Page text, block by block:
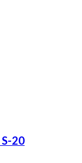
20